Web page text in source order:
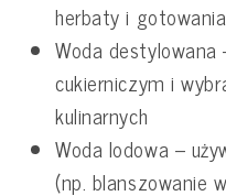
herbaty i gotowania
Woda
cukierniczym i
kulinarnych
Woda lodowa –
(np. blanszowanie